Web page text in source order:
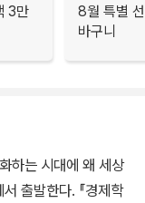
3만
8월 특별
바구니
하는 시대에 왜 세상
출발한다. 『경제학